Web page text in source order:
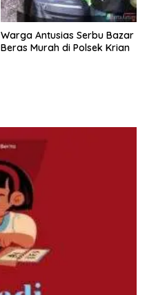
Warga Antusias Serbu Bazar
Beras Murah di Polsek Krian